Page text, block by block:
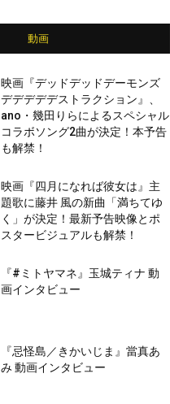
動画
映画『デッドデッドデーモンズ
デデデデデストラクション』、
ano・幾田りらによるスペシャル
コラボソング2曲が決定！本予告
も解禁！
映画『四月になれば彼女は』主
題歌に藤井 風の新曲「満ちてゆ
く」が決定！最新予告映像とポ
スタービジュアルも解禁！
『#ミトヤマネ』玉城ティナ 動
画インタビュー
『忌怪島／きかいじま』當真あ
み 動画インタビュー